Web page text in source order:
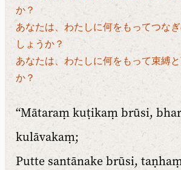
か？
あなたは、わたしに何をもってつな
しょうか？
あなたは、わたしに何をもって束縛
か？
“Mātaraṃ kuṭikaṃ brūsi,
kulāvakaṃ;
Putte santānake brūsi,